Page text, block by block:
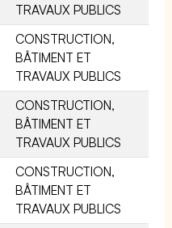
TRAVAUX PUBLICS
CONSTRUCTION,
BÂTIMENT ET
TRAVAUX PUBLICS
CONSTRUCTION,
BÂTIMENT ET
TRAVAUX PUBLICS
CONSTRUCTION,
BÂTIMENT ET
TRAVAUX PUBLICS